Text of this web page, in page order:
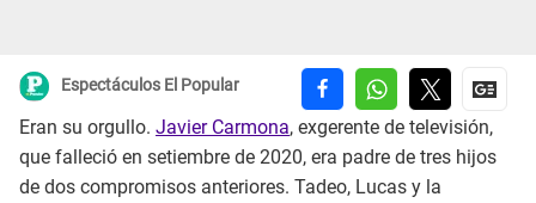
Espectáculos El Popular
Eran su orgullo. Javier Carmona, exgerente de televisión,
que falleció en setiembre de 2020, era padre de tres hijos
de dos compromisos anteriores. Tadeo, Lucas y la